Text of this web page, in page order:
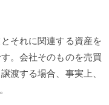
それに関連する資産を
。会社そのものを売買
渡する場合、事実上、